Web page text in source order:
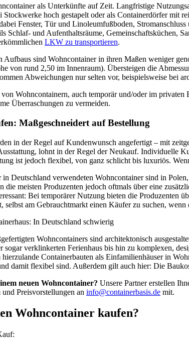
als Unterkünfte auf Zeit. Langfristige
Stockwerke hoch gestapelt oder als Containerdörfer mit
Fenster, Tür und Linoleumfußboden,
Schlaf- und Aufenthaltsräume, Gemeinschaftsküchen,
LKW zu transportieren.
Aufbaus sind Wohncontainer in ihren Maßen weniger
von rund 2,50 im Innenraum). Übersteigen die
Abweichungen nur selten vor, beispielsweise bei
Wohncontainern, auch temporär und/oder im
Überraschungen zu vermeiden.
Maßgeschneidert auf Bestellung
in der Regel auf Kundenwunsch angefertigt – mit
lohnt in der Regel der Neukauf. Individuelle
ist jedoch flexibel, von ganz schlicht bis luxuriös.
Deutschland verwendeten Wohncontainer sind in
die meisten Produzenten jedoch oftmals über eine
Bei temporärer Nutzung bieten die Produzenten
am Gebrauchtmarkt einen Käufer zu suchen,
In Deutschland schwierig
Wohncontainers sind architektonisch
sogar verklinkerten Ferienhaus bis hin zu komplexen,
hierzulande Containerbauten als Einfamilienhäuser in
damit flexibel sind. Außerdem gilt auch hier: Die
neuen Wohncontainer? Unsere Partner erstellen
Preisvorstellungen an info@containerbasis.de mit.
Wohncontainer kaufen?